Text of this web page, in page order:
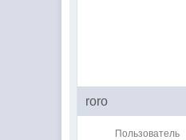
roro
Пользователь